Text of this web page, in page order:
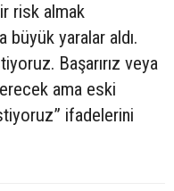
risk almak
büyük yaralar aldı.
Başarırız veya
ama eski
ifadelerini